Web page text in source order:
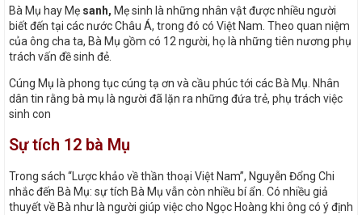
Bà Mụ hay Mẹ sanh, Mẹ sinh là những nhân vật được nhiều người
biết đến tại các nước Châu Á, trong đó có Việt Nam. Theo quan niệm
của ông cha ta, Bà Mụ gồm có 12 người, họ là những tiên nương phụ
trách vấn đề sinh đẻ.
Cúng Mụ là phong tục cúng tạ ơn và cầu phúc tới các Bà Mụ. Nhân
dân tin rằng bà mụ là người đã lặn ra những đứa trẻ, phụ trách việc
sinh con
Sự tích 12 bà Mụ
Trong sách “Lược khảo về thần thoại Việt Nam”, Nguyễn Đổng Chi
nhắc đến Bà Mụ: sự tích Bà Mụ vẫn còn nhiều bí ẩn. Có nhiều giả
thuyết về Bà như là người giúp việc cho Ngọc Hoàng khi ông có ý định